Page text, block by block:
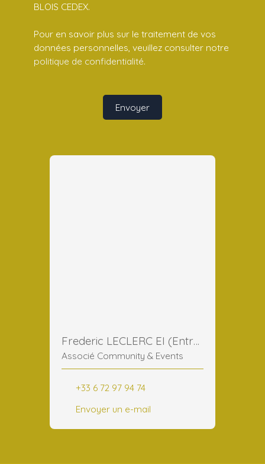
BLOIS CEDEX.
Pour en savoir plus sur le traitement de vos
données personnelles, veuillez consulter notre
politique de confidentialité.
Envoyer
Frederic LECLERC EI (Entreprise Individuelle)
Associé Community & Events
+33 6 72 97 94 74
Envoyer un e-mail